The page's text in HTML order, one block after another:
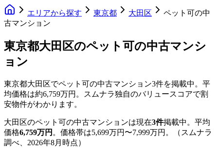
エリアから探す 東京都 大田区
ペット可の中
古マンション
東京都大田区のペット可の中古マンシ
ョン
東京都大田区でペット可の中古マンション3件を掲載中。 平
均価格は約6,759万円。
スムナラ独自のバリュースコアで割
安物件がわかります。
大田区のペット可の中古マンションは現在3件掲載中。 平均
価格6,759万円 。 価格帯は5,699万円 〜7,999万円 。
（スムナラ
調べ、 2026年8月 時点）